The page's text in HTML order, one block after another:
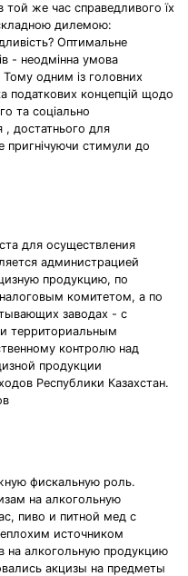
той же час справедливого їх
дилемою:
Оптимальне
- неодмінна умова
Тому одним із головних
податкових концепцій щодо
та соціально
, достатнього для
пригнічуючи стимули до
для осуществления
администрацией
продукцию, по
комитетом, а по
заводах - с
территориальным
контролю над
продукции
Республики Казахстан.
фискальную роль.
на алкогольную
пиво и питной мед с
источником
на алкогольную продукцию
акцизы на предметы